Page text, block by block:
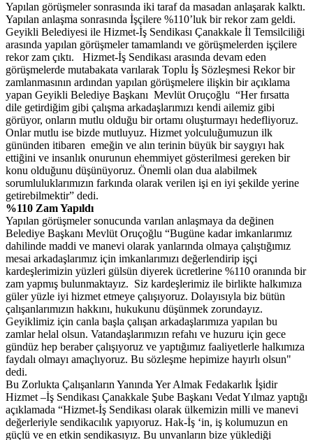
Yapılan görüşmeler sonrasında iki taraf da masadan anlaşarak kalktı.
Yapılan anlaşma sonrasında İşçilere %110’luk bir rekor zam geldi.
Geyikli Belediyesi ile Hizmet-İş Sendikası Çanakkale İl Temsilciliği
arasında yapılan görüşmeler tamamlandı ve görüşmelerden işçilere
rekor zam çıktı. Hizmet-İş Sendikası arasında devam eden
görüşmelerde mutabakata varılarak Toplu İş Sözleşmesi Rekor bir
zamlanmasının ardından yapılan görüşmelere ilişkin bir açıklama
yapan Geyikli Belediye Başkanı Mevlüt Oruçoğlu “Her fırsatta
dile getirdiğim gibi çalışma arkadaşlarımızı kendi ailemiz gibi
görüyor, onların mutlu olduğu bir ortamı oluşturmayı hedefliyoruz.
Onlar mutlu ise bizde mutluyuz. Hizmet yolculuğumuzun ilk
gününden itibaren emeğin ve alın terinin büyük bir saygıyı hak
ettiğini ve insanlık onurunun ehemmiyet gösterilmesi gereken bir
konu olduğunu düşünüyoruz. Önemli olan dua alabilmek
sorumluluklarımızın farkında olarak verilen işi en iyi şekilde yerine
getirebilmektir” dedi.
%110 Zam Yapıldı
Yapılan görüşmeler sonucunda varılan anlaşmaya da değinen
Belediye Başkanı Mevlüt Oruçoğlu “Bugüne kadar imkanlarımız
dahilinde maddi ve manevi olarak yanlarında olmaya çalıştığımız
mesai arkadaşlarımız için imkanlarımızı değerlendirip işçi
kardeşlerimizin yüzleri gülsün diyerek ücretlerine %110 oranında bir
zam yapmış bulunmaktayız. Siz kardeşlerimiz ile birlikte halkımıza
güler yüzle iyi hizmet etmeye çalışıyoruz. Dolayısıyla biz bütün
çalışanlarımızın hakkını, hukukunu düşünmek zorundayız.
Geyiklimiz için canla başla çalışan arkadaşlarımıza yapılan bu
zamlar helal olsun. Vatandaşlarımızın refahı ve huzuru için gece
gündüz hep beraber çalışıyoruz ve yaptığımız faaliyetlerle halkımıza
faydalı olmayı amaçlıyoruz. Bu sözleşme hepimize hayırlı olsun"
dedi.
Bu Zorlukta Çalışanların Yanında Yer Almak Fedakarlık İşidir
Hizmet –İş Sendikası Çanakkale Şube Başkanı Vedat Yılmaz yaptığı
açıklamada “Hizmet-İş Sendikası olarak ülkemizin milli ve manevi
değerleriyle sendikacılık yapıyoruz. Hak-İş ‘in, iş kolumuzun en
güçlü ve en etkin sendikasıyız. Bu unvanların bize yüklediği